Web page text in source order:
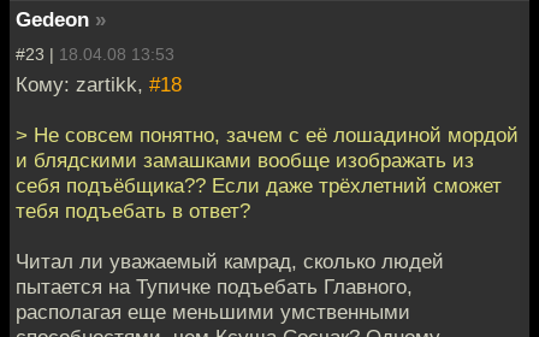
Gedeon »
#23 | 18.04.08 13:53
Кому: zartikk, #18
> Не совсем понятно, зачем с её лошадиной мордой
и блядскими замашками вообще изображать из
себя подъёбщика?? Если даже трёхлетний сможет
тебя подъебать в ответ?
Читал ли уважаемый камрад, сколько людей
пытается на Тупичке подъебать Главного,
располагая еще меньшими умственными